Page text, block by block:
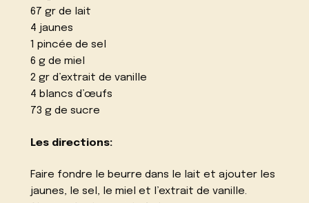
67 gr de lait
4 jaunes
1 pincée de sel
6 g de miel
2 gr d’extrait de vanille
4 blancs d’œufs
73 g de sucre
Les directions:
Faire fondre le beurre dans le lait et ajouter les
jaunes, le sel, le miel et l’extrait de vanille.